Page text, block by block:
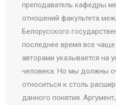
преподаватель кафедры
отношений факультета
Белорусского
последнее время все
авторами указывается на
человека. Но мы должны
относиться к столь
данного понятия.